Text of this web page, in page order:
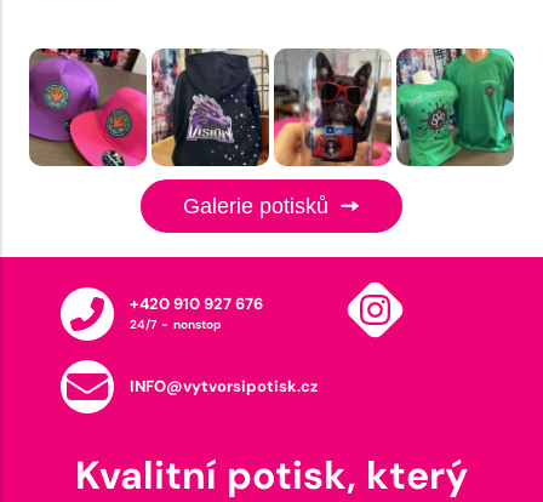
Galerie potisků
+420 910 927 676
24/7 - nonstop
INFO@vytvorsipotisk.cz
Kvalitní potisk, který